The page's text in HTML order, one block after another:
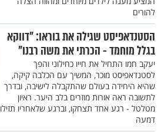
להורים
הסטנדאפיסט שגילה את בוראו: "דווקא
בגלל מוחמד - הכרתי את משה רבנו"
יעקב חמו התחיל את חייו כחילוני והפך
לסטנדאפיסט מוכר, המשיך עם הכלבה קיקה,
שהיא היחידה בעולם שהתקבלה לישיבה, ובדרך
לתשובה ראה אורות מוזרים בלב היער. ראיון
מטלטל - רגע אחד תצחקו, וברגע שלאחריו תזילו
דמעה